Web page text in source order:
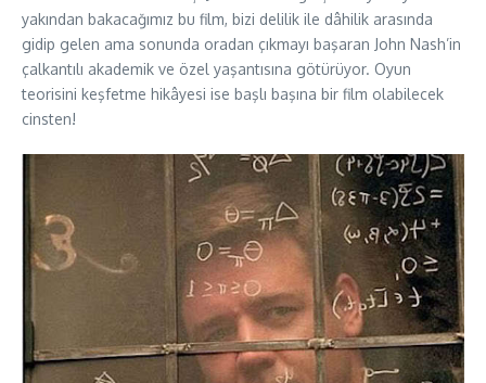
yakından bakacağımız bu film, bizi delilik ile dâhilik arasında
gidip gelen ama sonunda oradan çıkmayı başaran John Nash’in
çalkantılı akademik ve özel yaşantısına götürüyor. Oyun
teorisini keşfetme hikâyesi ise başlı başına bir film olabilecek
cinsten!